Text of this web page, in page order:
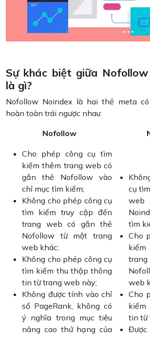
Sự khác biệt giữa
là gì?
Nofollow Noindex là hai thẻ meta
hoàn toàn trái ngược nhau:
Nofollow
Cho phép công cụ tìm
kiếm thêm trang web có
gắn thẻ Nofollow vào
chỉ mục tìm kiếm;
Không cho phép công cụ
tìm kiếm truy cập đến
trang web có gắn thẻ
Nofollow từ một trang
web khác;
Không cho phép công cụ
tìm kiếm thu thập thông
tin từ trang web này;
Không được tính vào chỉ
số PageRank, không có
ý nghĩa trong mục tiêu
nâng cao thứ hạng của
cụ
tìm
Cho
web
Cho
tin từ
Được